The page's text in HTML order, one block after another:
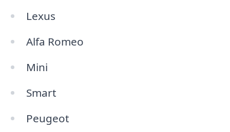
Lexus
Alfa Romeo
Mini
Smart
Peugeot